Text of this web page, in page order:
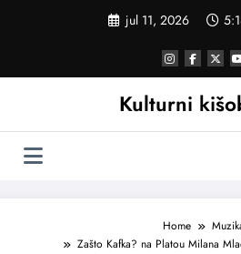
jul 11, 2026
Kulturni
Home
Zašto Kafka? na Platou Milana